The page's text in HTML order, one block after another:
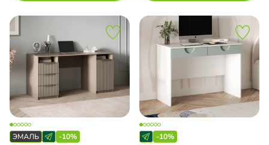
-10% -10%